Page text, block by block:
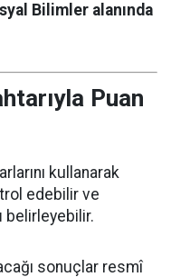
Bilimler alanında
Puan
kullanarak
edebilir ve
belirleyebilir.
sonuçlar resmî